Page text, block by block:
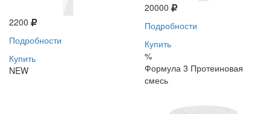
2200
Подробности
Купить
NEW
20000
Подробности
Купить
%
Формула 3 Протеиновая
смесь